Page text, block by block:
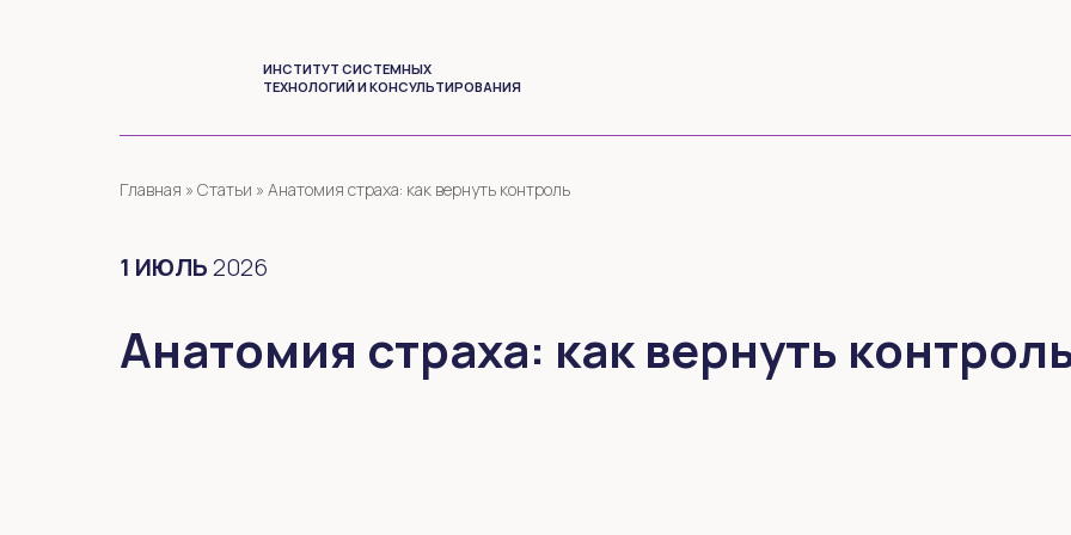
ИНСТИТУТ СИСТЕМНЫХ
ТЕХНОЛОГИЙ И КОНСУЛЬТИРОВАНИЯ
Главная » Статьи » Анатомия страха: как вернуть контроль
1 ИЮЛЬ2026
Анатомия страха: как вернуть